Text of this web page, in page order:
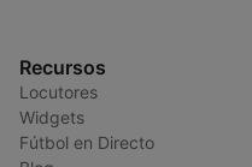
Recursos
Locutores
Widgets
Fútbol en Directo